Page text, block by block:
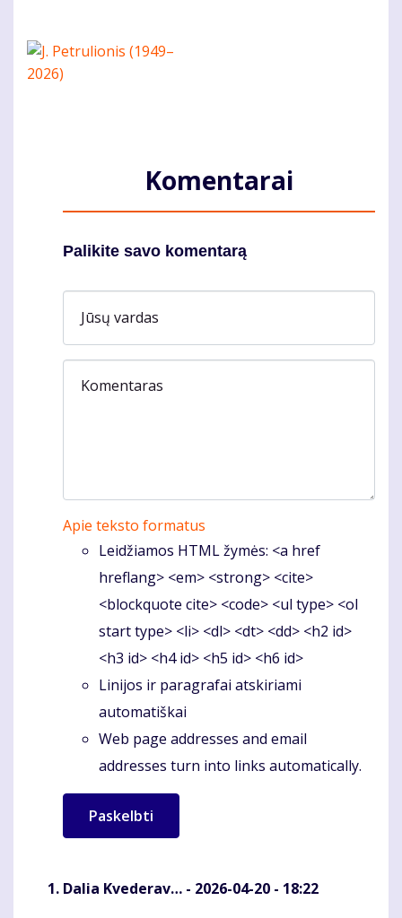
Komentarai
Palikite savo komentarą
Jūsų vardas
Komentaras
Apie teksto formatus
Leidžiamos HTML žymės: <a href
hreflang> <em> <strong> <cite>
<blockquote cite> <code> <ul type> <ol
start type> <li> <dl> <dt> <dd> <h2 id>
<h3 id> <h4 id> <h5 id> <h6 id>
Linijos ir paragrafai atskiriami
automatiškai
Web page addresses and email
addresses turn into links automatically.
Dalia Kvederav… - 2026-04-20 - 18:22